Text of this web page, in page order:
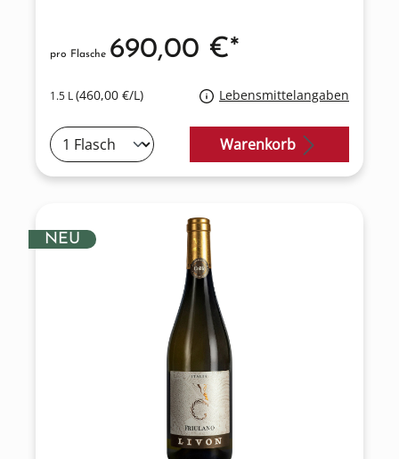
1.5 L(460,00 €/L) Lebensmittelangaben
pro Flasche 690,00 €*
Warenkorb
NEU